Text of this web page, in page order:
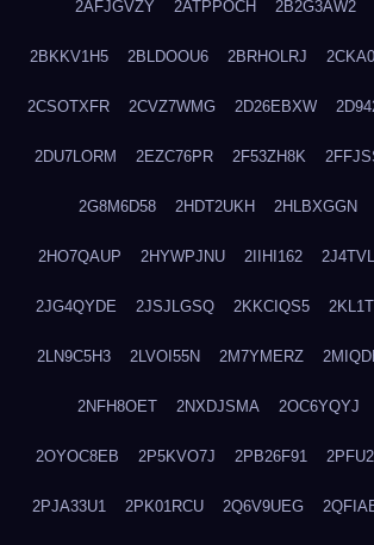
2AFJGVZY 2ATPPOCH 2B2G3AW2
2BKKV1H5 2BLDOOU6 2BRHOLRJ
2CSOTXFR 2CVZ7WMG 2D26EBXW
2DU7LORM 2EZC76PR 2F53ZH8K
2G8M6D58 2HDT2UKH 2HLBXGGN
2HO7QAUP 2HYWPJNU 2IIHI162
2JG4QYDE 2JSJLGSQ 2KKCIQS5
2LN9C5H3 2LVOI55N 2M7YMERZ
2NFH8OET 2NXDJSMA 2OC6YQYJ
2OYOC8EB 2P5KVO7J 2PB26F91
2PJA33U1 2PK01RCU 2Q6V9UEG